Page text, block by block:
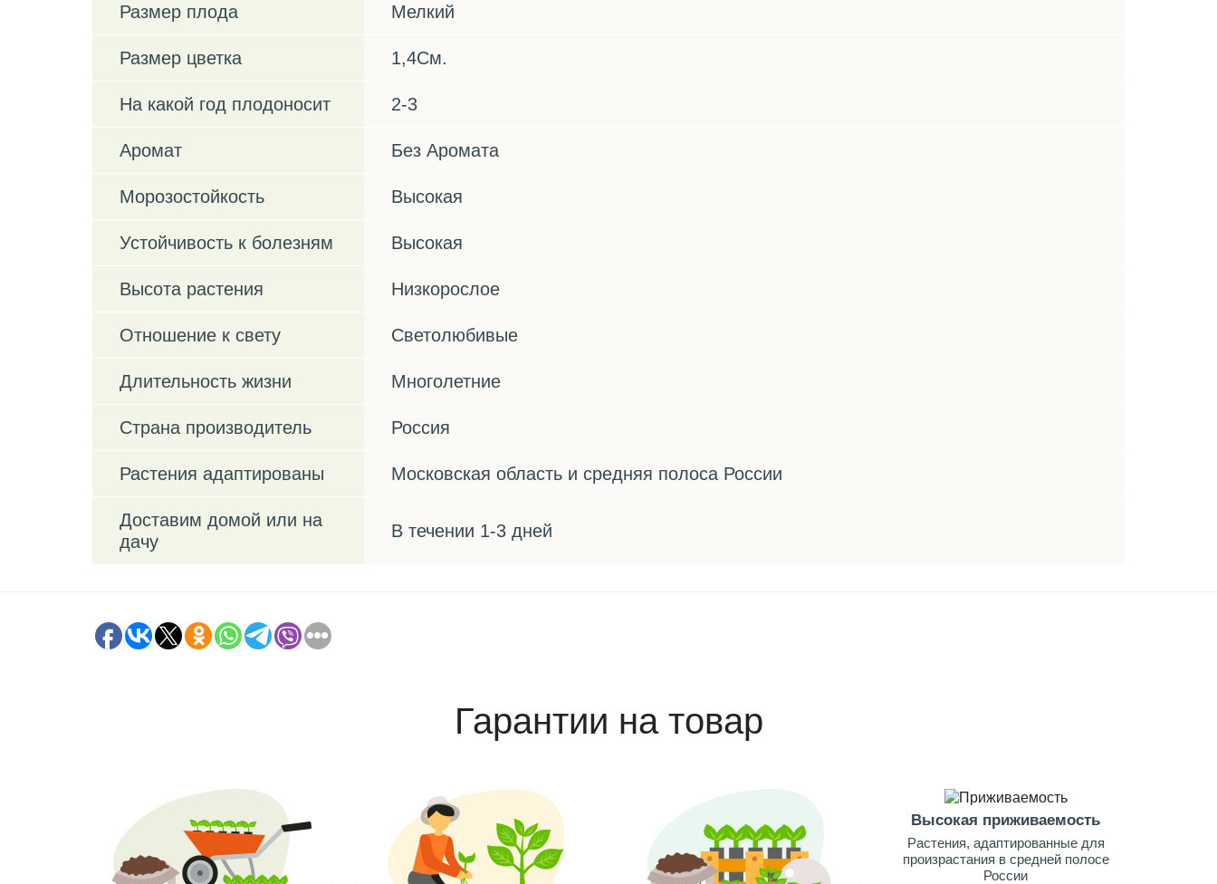
Размер плода Мелкий
Размер цветка 1,4См.
На какой год плодоносит 2-3
Аромат Без Аромата
Морозостойкость Высокая
Устойчивость к болезням Высокая
Высота растения Низкорослое
Отношение к свету Светолюбивые
Длительность жизни Многолетние
Страна производитель Россия
Растения адаптированы Московская область и средняя полоса России
Доставим домой или на
дачу
В течении 1-3 дней
Гарантии на товар
Высокая приживаемость
Растения, адаптированные для
произрастания в средней полосе
России